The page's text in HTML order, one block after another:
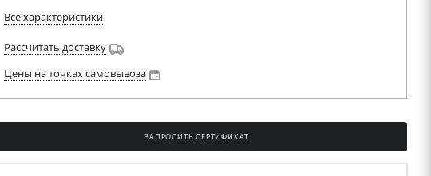
Все характеристики
Рассчитать доставку
Цены на точках самовывоза
ЗАПРОСИТЬ СЕРТИФИКАТ